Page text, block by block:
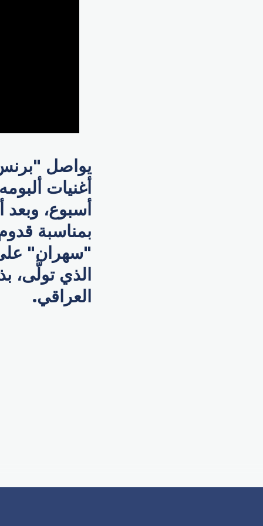
يواصل "برنس
أغنيات
أسبوع،
بمناسبة قدوم
"سهران"
الذي تولَّى،
العراقي.